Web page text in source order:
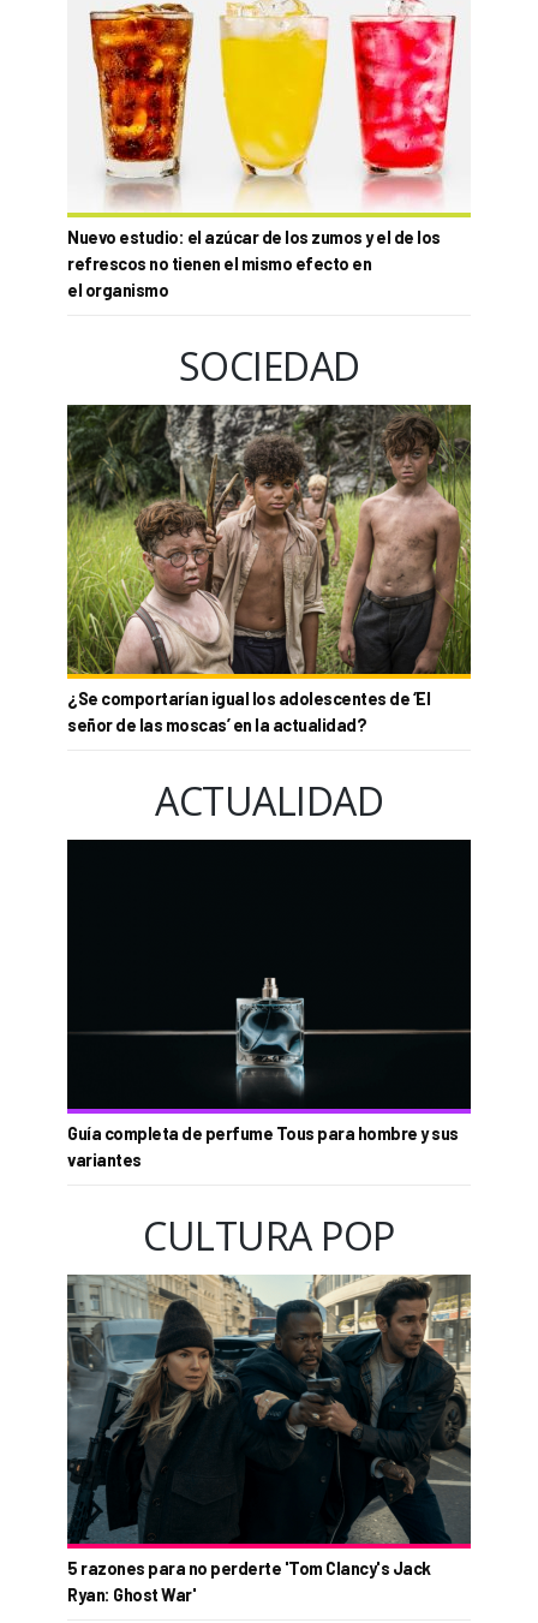
Nuevo estudio: el azúcar de los zumos y el de los
refrescos no tienen el mismo efecto en
el organismo
SOCIEDAD
¿Se comportarían igual los adolescentes de ‘El
señor de las moscas’ en la actualidad?
ACTUALIDAD
Guía completa de perfume Tous para hombre y sus
variantes
CULTURA POP
5 razones para no perderte 'Tom Clancy's Jack
Ryan: Ghost War'